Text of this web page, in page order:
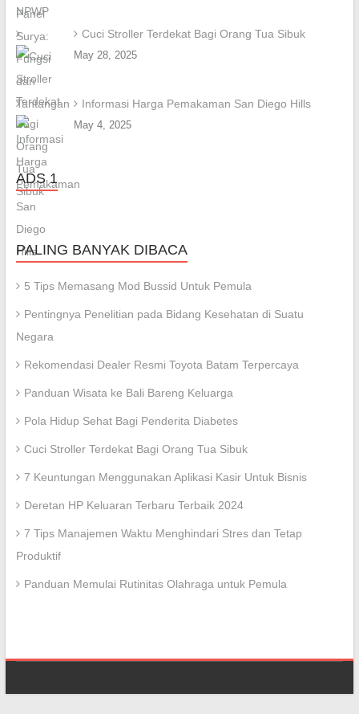
Cuci Stroller Terdekat Bagi Orang Tua Sibuk
May 28, 2025
Informasi Harga Pemakaman San Diego Hills
May 4, 2025
ADS 1
PALING BANYAK DIBACA
5 Tips Memasang Mod Bussid Untuk Pemula
Pentingnya Penelitian pada Bidang Kesehatan di Suatu
Negara
Rekomendasi Dealer Resmi Toyota Batam Terpercaya
Panduan Wisata ke Bali Bareng Keluarga
Pola Hidup Sehat Bagi Penderita Diabetes
Cuci Stroller Terdekat Bagi Orang Tua Sibuk
7 Keuntungan Menggunakan Aplikasi Kasir Untuk Bisnis
Deretan HP Keluaran Terbaru Terbaik 2024
7 Tips Manajemen Waktu Menghindari Stres dan Tetap
Produktif
Panduan Memulai Rutinitas Olahraga untuk Pemula